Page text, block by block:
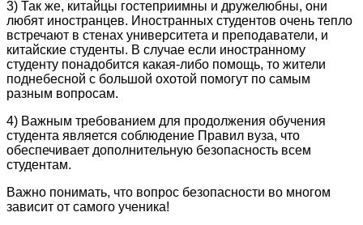
3) Так же, китайцы гостеприимны и дружелюбны, они
любят иностранцев. Иностранных студентов очень тепло
встречают в стенах университета и преподаватели, и
китайские студенты. В случае если иностранному
студенту понадобится какая-либо помощь, то жители
поднебесной с большой охотой помогут по самым
разным вопросам.
4) Важным требованием для продолжения обучения
студента является соблюдение Правил вуза, что
обеспечивает дополнительную безопасность всем
студентам.
Важно понимать, что вопрос безопасности во многом
зависит от самого ученика!